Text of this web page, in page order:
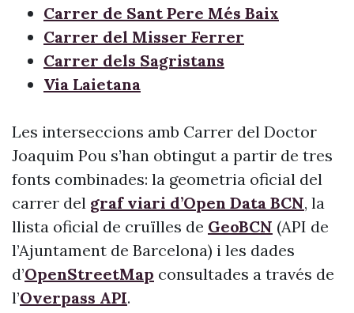
Carrer de Sant Pere Més Baix
Carrer del Misser Ferrer
Carrer dels Sagristans
Via Laietana
Les interseccions amb Carrer del Doctor
Joaquim Pou s’han obtingut a partir de tres
fonts combinades: la geometria oficial del
carrer del graf viari d’Open Data BCN, la
llista oficial de cruïlles de GeoBCN (API de
l’Ajuntament de Barcelona) i les dades
d’OpenStreetMap consultades a través de
l’Overpass API.